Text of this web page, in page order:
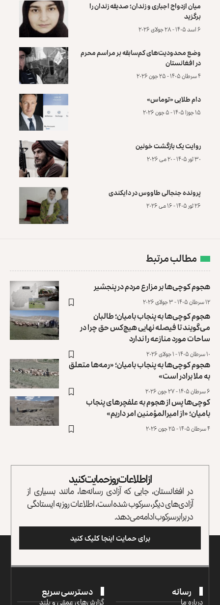
میان ازدواج اجباری و زندان؛ صدیقه زندان را
برگزید
۶ اسد ۱۴۰۵ - ۲۸ جولای ۲۰۲۶
وضع محدودیت‌های کم‌سابقه بر مراسم محرم
در افغانستان
۴ سرطان ۱۴۰۵ - ۲۵ جون ۲۰۲۶
دام طلایی «توماس»
۱۵ جوزا ۱۴۰۵ - ۵ جون ۲۰۲۶
روایت یک بازگشت خونین
۳۰ ثور ۱۴۰۵ - ۲۰ می ۲۰۲۶
پرونده‌ جنجالی طاووس در دایکندی
۲۶ ثور ۱۴۰۵ - ۱۶ می ۲۰۲۶
مطالب مرتبط
هجوم کوچی‌ها بر مزارع مردم در پنجشیر
۱۲ سرطان ۱۴۰۵ - ۳ جولای ۲۰۲۶
هجوم کوچی‌ها به پنجاب بامیان؛ طالبان
می‌گویند تا فیصله نهایی هیچ‌کس حق چرا در
ساحات مورد منازعه را ندارد
۱۰ سرطان ۱۴۰۵ - ۱ جولای ۲۰۲۶
هجوم کوچی‌ها به پنجاب بامیان؛ «رمه‌ها متعلق
به ملا برادر است»
۶ سرطان ۱۴۰۵ - ۲۷ جون ۲۰۲۶
کوچی‌ها پس از هجوم به علفچرهای پنجاب
بامیان؛ «از امیرالمؤمنین امر داریم»
۴ سرطان ۱۴۰۵ - ۲۵ جون ۲۰۲۶
از اطلاعات روز حمایت کنید
در افغانستان، جایی که آزادی رسانه‌ها، مانند بسیاری از
آزادی‌های دیگر، سرکوب شده است، اطلاعات روز به ایستادگی
در برابر سرکوب ادامه می‌دهد.
برای حمایت اینجا کلیک کنید
رسانه
درباره ما
دسترسی سریع
گزارش‌‌های عمقی و بلند